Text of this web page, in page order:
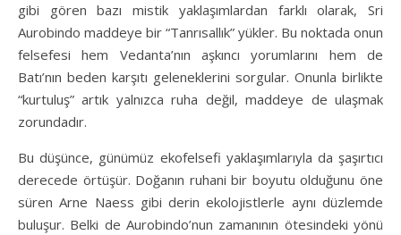
gibi gören bazı mistik yaklaşımlardan farklı olarak, Sri
Aurobindo maddeye bir “Tanrısallık” yükler. Bu noktada onun
felsefesi hem Vedanta’nın aşkıncı yorumlarını hem de
Batı’nın beden karşıtı geleneklerini sorgular. Onunla birlikte
“kurtuluş” artık yalnızca ruha değil, maddeye de ulaşmak
zorundadır.
Bu düşünce, günümüz ekofelsefi yaklaşımlarıyla da şaşırtıcı
derecede örtüşür. Doğanın ruhani bir boyutu olduğunu öne
süren Arne Naess gibi derin ekolojistlerle aynı düzlemde
buluşur. Belki de Aurobindo’nun zamanının ötesindeki yönü